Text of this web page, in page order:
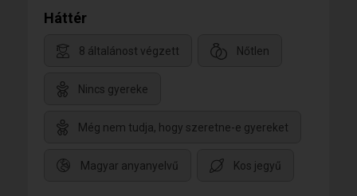
Háttér
8 általánost végzett Nőtlen
Nincs gyereke
Még nem tudja, hogy szeretne-e gyereket
Magyar anyanyelvű Kos jegyű